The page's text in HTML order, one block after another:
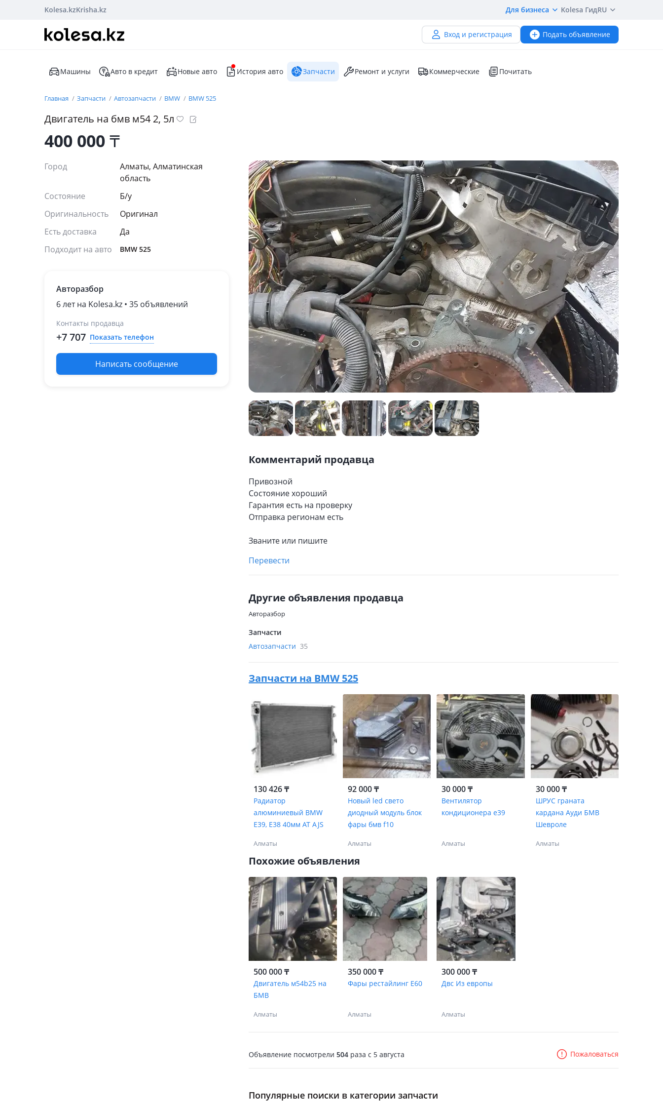
Kolesa.kzKrisha.kz Для бизнеса Kolesa ГидRU
Вход и регистрация Подать объявление
Машины Авто в кредит Новые авто История авто Запчасти Ремонт и услуги Коммерческие Почитать
Главная Запчасти Автозапчасти BMW BMW 525
Двигатель на бмв м54 2, 5л
400 000₸
Город
Алматы, Алматинская
область
Состояние
Б/y
Оригинальность
Оригинал
Есть доставка
Да
Подходит на авто
BMW 525
Авторазбор
6 лет на Kolesa.kz • 35 объявлений
Контакты продавца
+7 707 Показать телефон
Написать сообщение
Комментарий продавца
Привозной
Состояние хороший
Гарантия есть на проверку
Отправка регионам есть
Званите или пишите
Перевести
Другие объявления продавца
Авторазбор
Запчасти
Автозапчасти 35
Запчасти на BMW 525
130 426 ₸
Радиатор
алюминиевый BMW
E39, E38 40мм AT AJS
Алматы
92 000 ₸
Новый led свето
диодный модуль блок
фары бмв f10
Алматы
30 000 ₸
Вентилятор
кондиционера е39
Алматы
30 000 ₸
ШРУС граната
кардана Ауди БМВ
Шевроле
Алматы
Похожие объявления
500 000 ₸
Двигатель м54b25 на
БМВ
Алматы
350 000 ₸
Фары рестайлинг E60
Алматы
300 000 ₸
Двс Из европы
Алматы
Объявление посмотрели 504 раза c 5 августа Пожаловаться
Популярные поиски в категории запчасти